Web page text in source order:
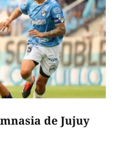
de Jujuy